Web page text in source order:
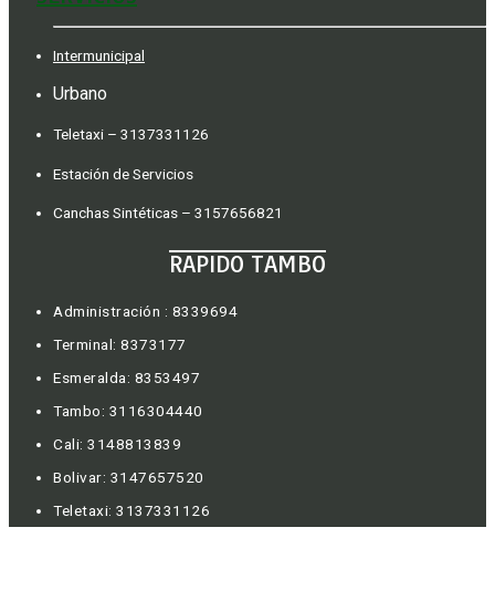
Intermunicipal
Urbano
Teletaxi – 3137331126
Estación de Servicios
Canchas Sintéticas – 3157656821
RAPIDO TAMBO
Administración : 8339694
Terminal: 8373177
Esmeralda: 8353497
Tambo: 3116304440
Cali: 3148813839
Bolivar: 3147657520
Teletaxi: 3137331126